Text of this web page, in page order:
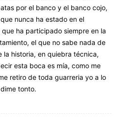
por el banco y el banco cojo,
nunca ha estado en el
ha participado siempre en la
el que no sabe nada de
la historia, en quiebra técnica,
esta boca es mía, como me
retiro de toda guarreria yo a lo
tonto.